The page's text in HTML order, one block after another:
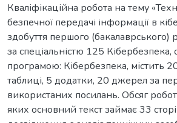
Кваліфікаційна робота на тему
безпечної передачі інформації в
здобуття першого (бакалаврського)
за спеціальністю 125 Кібербезпека,
програмою: Кібербезпека, містить
таблиці, 5 додатки, 20 джерел за
використаних посилань. Обсяг
яких основний текст займає 33